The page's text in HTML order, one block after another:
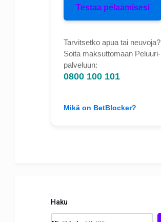
Testaa pelaamisesi
Tarvitsetko apua tai neuvoja?
Soita maksuttomaan Peluuri-
palveluun:
0800 100 101
Mikä on BetBlocker?
Haku